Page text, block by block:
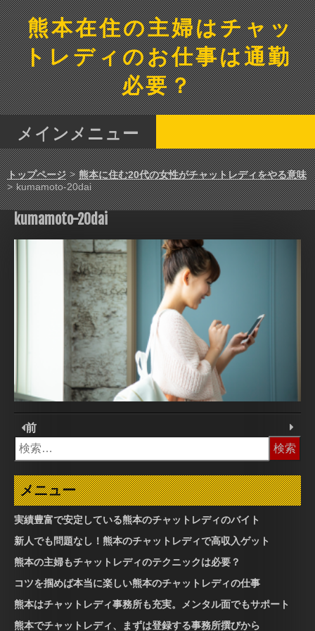
コ
ン
テ
ン
ツ
へ
ス
キ
熊本在住の主婦はチャッ
トレディのお仕事は通勤
必要？
メインメニュー
トップページ > 熊本に住む20代の女性がチャットレディをやる意味
> kumamoto-20dai
kumamoto-20dai
前
検
索:
メニュー
実績豊富で安定している熊本のチャットレディのバイト
新人でも問題なし！熊本のチャットレディで高収入ゲット
熊本の主婦もチャットレディのテクニックは必要？
コツを掴めば本当に楽しい熊本のチャットレディの仕事
熊本はチャットレディ事務所も充実。メンタル面でもサポート
熊本でチャットレディ、まずは登録する事務所撰びから